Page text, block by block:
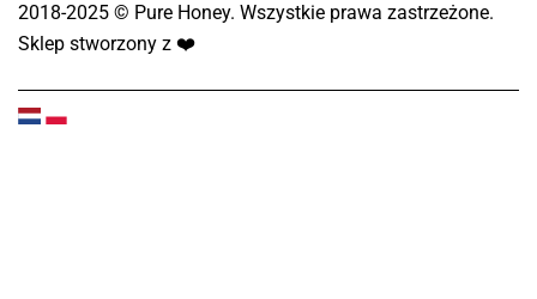
2018-2025 © Pure Honey. Wszystkie prawa zastrzeżone.
Sklep stworzony z ❤️